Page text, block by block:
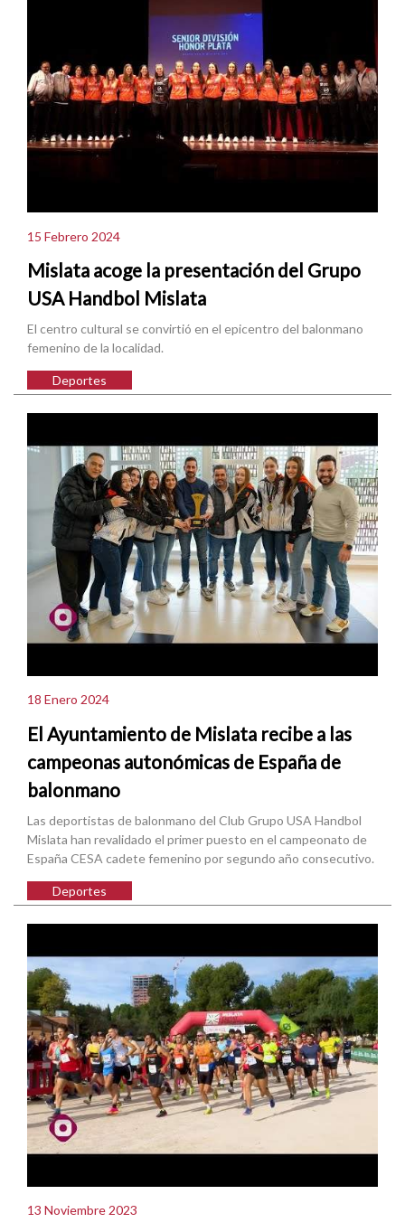
15 Febrero 2024
Mislata acoge la presentación del Grupo
USA Handbol Mislata
El centro cultural se convirtió en el epicentro del balonmano
femenino de la localidad.
Deportes
18 Enero 2024
El Ayuntamiento de Mislata recibe a las
campeonas autonómicas de España de
balonmano
Las deportistas de balonmano del Club Grupo USA Handbol
Mislata han revalidado el primer puesto en el campeonato de
España CESA cadete femenino por segundo año consecutivo.
Deportes
13 Noviembre 2023